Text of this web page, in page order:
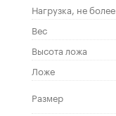
Нагрузка, не более
Вес
Высота ложа
Ложе
Размер